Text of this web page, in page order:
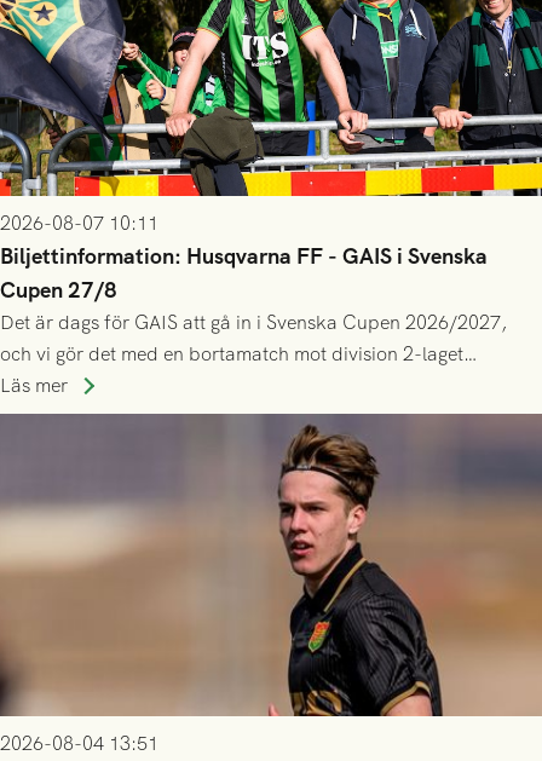
2026-08-07 10:11
Biljettinformation: Husqvarna FF - GAIS i Svenska
Cupen 27/8
Det är dags för GAIS att gå in i Svenska Cupen 2026/2027,
och vi gör det med en bortamatch mot division 2-laget
Husqvarna FF. Häng med och stötta grönsvart på plats!
Läs mer
2026-08-04 13:51